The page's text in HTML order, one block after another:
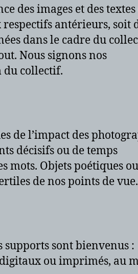
des images et des
antérieurs, soit
dans le cadre du
Nous signons nos
du collectif.
de l’impact des
décisifs ou de temps
mots. Objets poétiques ou
de nos points de vue.
supports sont bienvenus :
ou imprimés, au